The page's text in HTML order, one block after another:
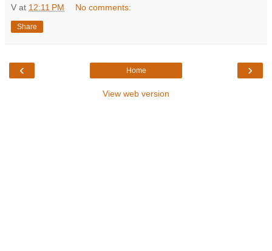
V at 12:11 PM No comments:
Share
‹ ›
Home
View web version